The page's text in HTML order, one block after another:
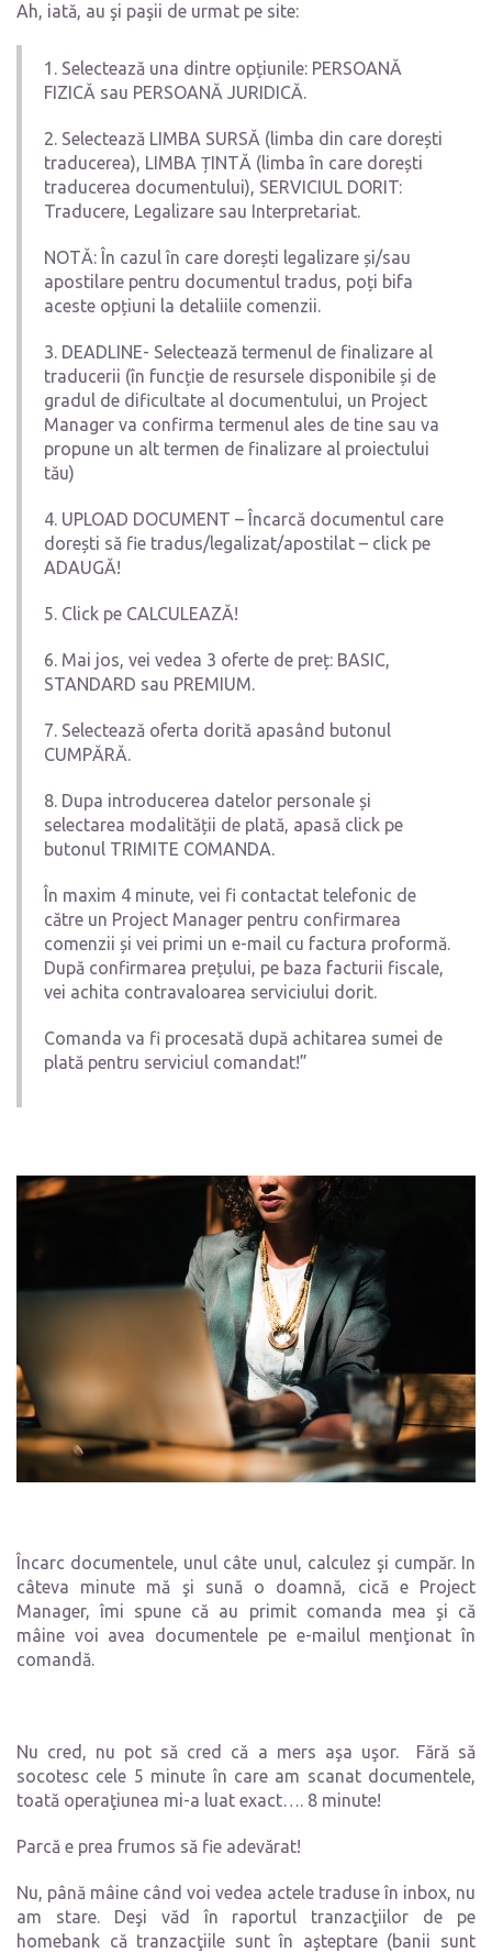
Ah, iată, au şi paşii de urmat pe site:
1. Selectează una dintre opțiunile: PERSOANĂ
FIZICĂ sau PERSOANĂ JURIDICĂ.
2. Selectează LIMBA SURSĂ (limba din care dorești
traducerea), LIMBA ȚINTĂ (limba în care dorești
traducerea documentului), SERVICIUL DORIT:
Traducere, Legalizare sau Interpretariat.
NOTĂ: În cazul în care dorești legalizare și/sau
apostilare pentru documentul tradus, poți bifa
aceste opțiuni la detaliile comenzii.
3. DEADLINE- Selectează termenul de finalizare al
traducerii (în funcție de resursele disponibile și de
gradul de dificultate al documentului, un Project
Manager va confirma termenul ales de tine sau va
propune un alt termen de finalizare al proiectului
tău)
4. UPLOAD DOCUMENT – Încarcă documentul care
dorești să fie tradus/legalizat/apostilat – click pe
ADAUGĂ!
5. Click pe CALCULEAZĂ!
6. Mai jos, vei vedea 3 oferte de preț: BASIC,
STANDARD sau PREMIUM.
7. Selectează oferta dorită apasând butonul
CUMPĂRĂ.
8. Dupa introducerea datelor personale și
selectarea modalității de plată, apasă click pe
butonul TRIMITE COMANDA.
În maxim 4 minute, vei fi contactat telefonic de
către un Project Manager pentru confirmarea
comenzii și vei primi un e-mail cu factura proformă.
După confirmarea prețului, pe baza facturii fiscale,
vei achita contravaloarea serviciului dorit.
Comanda va fi procesată după achitarea sumei de
plată pentru serviciul comandat!”
Încarc documentele, unul câte unul, calculez şi cumpăr. In
câteva minute mă şi sună o doamnă, cică e Project
Manager, îmi spune că au primit comanda mea şi că
mâine voi avea documentele pe e-mailul menţionat în
comandă.
Nu cred, nu pot să cred că a mers aşa uşor. Fără să
socotesc cele 5 minute în care am scanat documentele,
toată operaţiunea mi-a luat exact…. 8 minute!
Parcă e prea frumos să fie adevărat!
Nu, până mâine când voi vedea actele traduse în inbox, nu
am stare. Deşi văd în raportul tranzacţiilor de pe
homebank că tranzacţiile sunt în aşteptare (banii sunt